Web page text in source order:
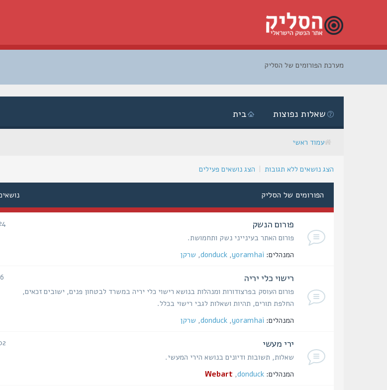
מערכת הפורומים של הסליק
בית שאלות נפוצות
עמוד ראשי
הצג נושאים ללא תגובות | הצג נושאים פעילים
הפורומים של הסליק
פורום הנשק
פורום האתר בעינייני נשק ותחמושת.
המנהלים: yoramhai
,
donduck
, שרקן
רישוי כלי יריה
פורום העוסק בפרצודורות ומנהלות בנושא רישוי כלי יריה במשרד לבטחון פנים, ישובים זכאים,
החלפת תורים, תהיות ושאלות לגבי רישוי בכלל.
המנהלים: yoramhai
,
donduck
, שרקן
ירי מעשי
שאלות, תשובות ודיונים בנושא הירי המעשי.
המנהלים: donduck
,
Webart